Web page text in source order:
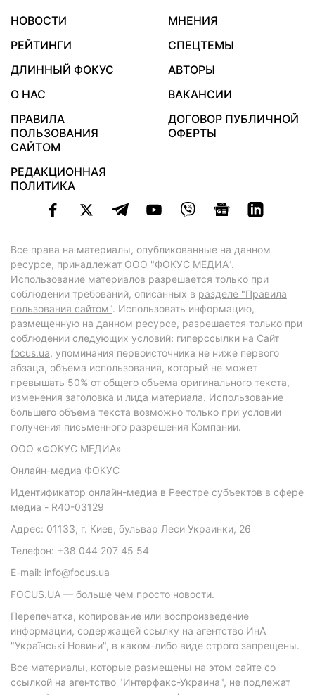
НОВОСТИ
МНЕНИЯ
РЕЙТИНГИ
СПЕЦТЕМЫ
ДЛИННЫЙ ФОКУС
АВТОРЫ
О НАС
ВАКАНСИИ
ПРАВИЛА
ПОЛЬЗОВАНИЯ
САЙТОМ
ДОГОВОР ПУБЛИЧНОЙ
ОФЕРТЫ
РЕДАКЦИОННАЯ
ПОЛИТИКА
Все права на материалы, опубликованные на данном
ресурсе, принадлежат ООО "ФОКУС МЕДИА".
Использование материалов разрешается только при
соблюдении требований, описанных в разделе "Правила
пользования сайтом". Использовать информацию,
размещенную на данном ресурсе, разрешается только при
соблюдении следующих условий: гиперссылки на Сайт
focus.ua, упоминания первоисточника не ниже первого
абзаца, объема использования, который не может
превышать 50% от общего объема оригинального текста,
изменения заголовка и лида материала. Использование
большего объема текста возможно только при условии
получения письменного разрешения Компании.
ООО «ФОКУС МЕДИА»
Онлайн-медиа ФОКУС
Идентификатор онлайн-медиа в Реестре субъектов в сфере
медиа - R40-03129
Адрес: 01133, г. Киев, бульвар Леси Украинки, 26
Телефон: +38 044 207 45 54
E-mail: info@focus.ua
FOCUS.UA — больше чем просто новости.
Перепечатка, копирование или воспроизведение
информации, содержащей ссылку на агентство ИнА
"Українські Новини", в каком-либо виде строго запрещены.
Все материалы, которые размещены на этом сайте со
ссылкой на агентство "Интерфакс-Украина", не подлежат